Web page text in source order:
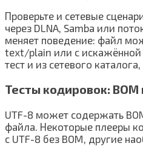
Проверьте и сетевые
через DLNA, Samba или
меняет поведение: файл
text/plain или с искажённой
тест и из сетевого
Тесты кодировок: BOM
UTF-8 может содержать
файла. Некоторые плееры
с UTF-8 без BOM, другие